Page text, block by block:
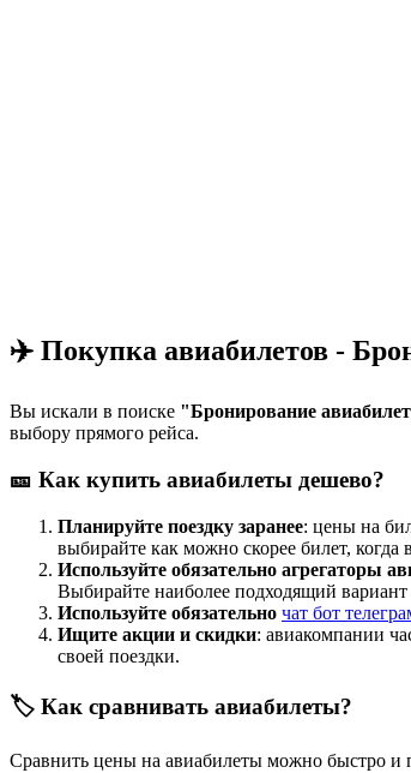
✈️ Покупка авиабилетов -
Вы искали в поиске "Бронирование
выбору прямого рейса.
🎫 Как купить авиабилеты дешево?
Планируйте поездку заранее: цены на
выбирайте как можно скорее билет, когда
Используйте обязательно агрегаторы
Выбирайте наиболее подходящий вариант
Используйте обязательно чат бот
Ищите акции и скидки: авиакомпании
своей поездки.
🏷️ Как сравнивать авиабилеты?
Сравнить цены на авиабилеты можно быстро и